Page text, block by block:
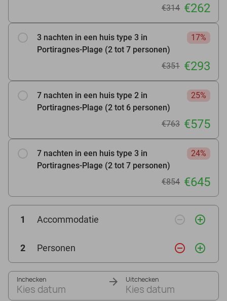
€314 €262
3 nachten in een huis type 3 in
Portiragnes-Plage (2 tot 7 personen)
17%
€351 €293
7 nachten in een huis type 2 in
Portiragnes-Plage (2 tot 6 personen)
25%
€763 €575
7 nachten in een huis type 3 in
Portiragnes-Plage (2 tot 7 personen)
24%
€854 €645
1 Accommodatie remove_circle_outline add_circle_outline
2 Personen remove_circle_outline add_circle_outline
Inchecken
Kies datum
Uitchecken
Kies datum